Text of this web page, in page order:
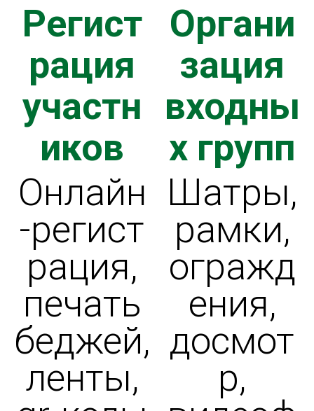
Регист
рация
участн
иков
Онлайн
-регист
рация,
печать
беджей,
ленты,
Органи
зация
входны
х групп
Шатры,
рамки,
огражд
ения,
досмот
р,